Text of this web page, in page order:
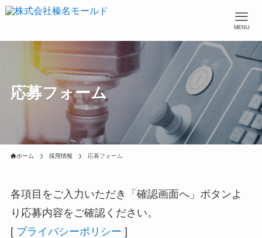
MENU
応募フォーム
ホーム 採用情報 応募フォーム
各項目をご入力いただき「確認画面へ」ボタンよ
り応募内容をご確認ください。
[ プライバシーポリシー ]